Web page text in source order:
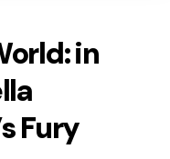
in
Fury